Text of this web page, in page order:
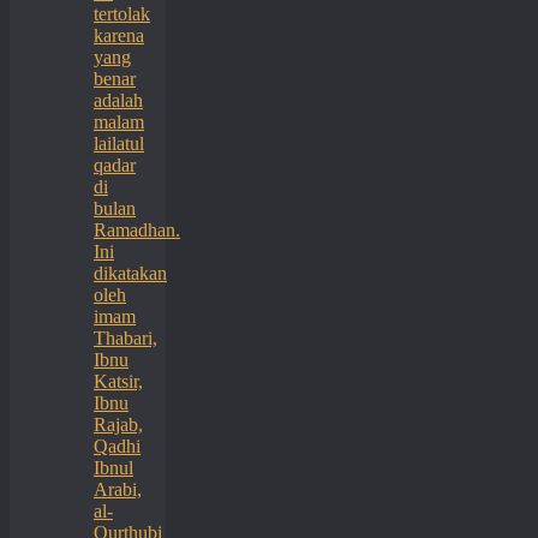
tertolak
karena
yang
benar
adalah
malam
lailatul
qadar
di
bulan
Ramadhan.
Ini
dikatakan
oleh
imam
Thabari,
Ibnu
Katsir,
Ibnu
Rajab,
Qadhi
Ibnul
Arabi,
al-
Qurthubi